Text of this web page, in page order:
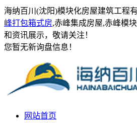
海纳百川(沈阳)模块化房屋建筑工程
峰打包箱式房,赤峰集成房屋,赤峰模
和资讯展示，敬请关注！
您暂无新询盘信息！
网站首页